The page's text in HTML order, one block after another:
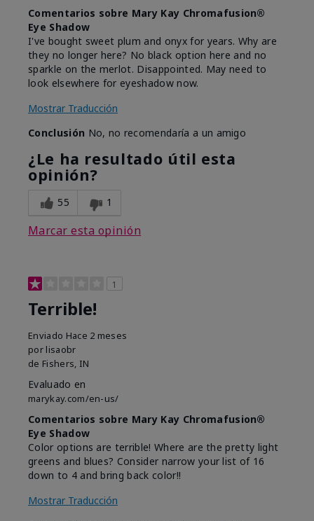
Comentarios sobre Mary Kay Chromafusion®
Eye Shadow
I've bought sweet plum and onyx for years. Why are
they no longer here? No black option here and no
sparkle on the merlot. Disappointed. May need to
look elsewhere for eyeshadow now.
Mostrar Traducción
Conclusión No, no recomendaría a un amigo
¿Le ha resultado útil esta
opinión?
55 1
Marcar esta opinión
1
Terrible!
Enviado Hace 2 meses
por lisaobr
de Fishers, IN
Evaluado en
marykay.com/en-us/
Comentarios sobre Mary Kay Chromafusion®
Eye Shadow
Color options are terrible! Where are the pretty light
greens and blues? Consider narrow your list of 16
down to 4 and bring back color!!
Mostrar Traducción